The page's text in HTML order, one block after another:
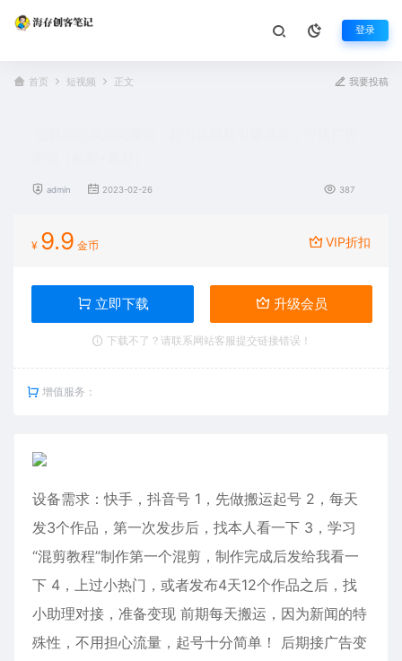
登录
首页 短视频 正文 我要投稿
admin 2023-02-26 387
¥ 9.9 金币 VIP折扣
立即下载 升级会员
下载不了？请联系网站客服提交链接错误！
增值服务：
设备需求：快手，抖音号 1，先做搬运起号 2，每天
发3个作品，第一次发步后，找本人看一下 3，学习
“混剪教程”制作第一个混剪，制作完成后发给我看一
下 4，上过小热门，或者发布4天12个作品之后，找
小助理对接，准备变现 前期每天搬运，因为新闻的特
殊性，不用担心流量，起号十分简单！ 后期接广告变